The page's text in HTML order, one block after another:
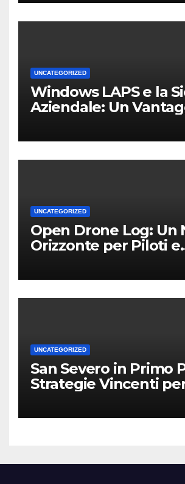
UNCATEGORIZED
Windows LAPS e la
Aziendale: Un
UNCATEGORIZED
Open Drone Log: Un
Orizzonte per Piloti e
UNCATEGORIZED
San Severo in Primo
Strategie Vincenti
Territorio